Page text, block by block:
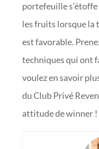
portefeuille
les fruits lorsque la
est favorable.
techniques qui ont
voulez en savoir
du Club Privé
attitude de winner !